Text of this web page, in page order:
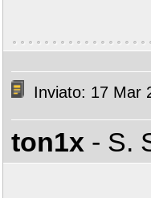
Inviato: 17 Mar
ton1x - S.